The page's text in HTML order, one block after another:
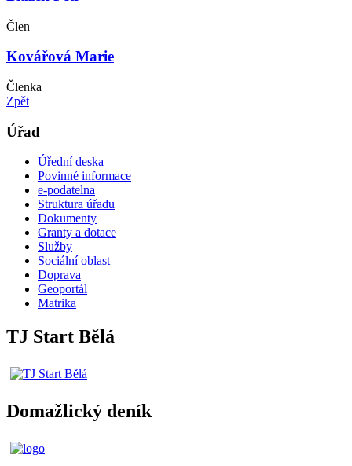
Člen
Kovářová Marie
Členka
Zpět
Úřad
Úřední deska
Povinné informace
e-podatelna
Struktura úřadu
Dokumenty
Granty a dotace
Služby
Sociální oblast
Doprava
Geoportál
Matrika
TJ Start Bělá
Domažlický deník